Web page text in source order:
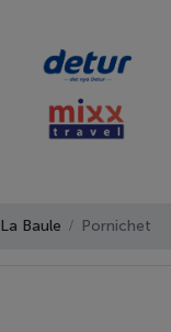
La Baule Pornichet